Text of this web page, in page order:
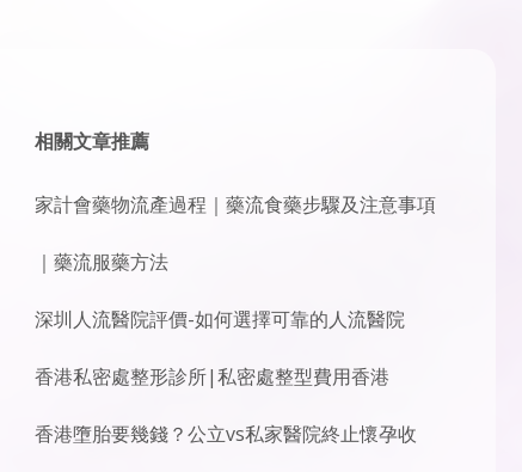
相關文章推薦
家計會藥物流產過程｜藥流食藥步驟及注意事項
｜藥流服藥方法
深圳人流醫院評價-如何選擇可靠的人流醫院
香港私密處整形診所|私密處整型費用香港
香港墮胎要幾錢？公立vs私家醫院終止懷孕收